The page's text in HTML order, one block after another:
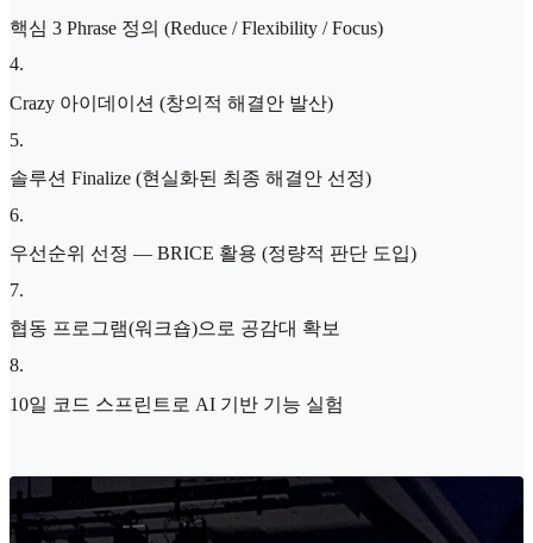
핵심 3 Phrase 정의 (Reduce / Flexibility / Focus)
4.
Crazy 아이데이션 (창의적 해결안 발산)
5.
솔루션 Finalize (현실화된 최종 해결안 선정)
6.
우선순위 선정 — BRICE 활용 (정량적 판단 도입)
7.
협동 프로그램(워크숍)으로 공감대 확보
8.
10일 코드 스프린트로 AI 기반 기능 실험